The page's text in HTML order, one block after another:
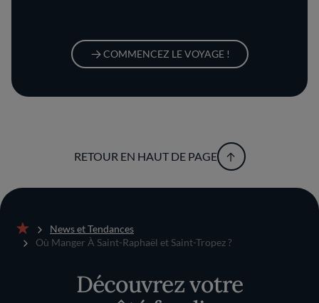
COMMENCEZ LE VOYAGE !
RETOUR EN HAUT DE PAGE
Accueil
News et Tendances
Où Manger À Saint-Raphaël et Saint-Tropez ?
Découvrez votre